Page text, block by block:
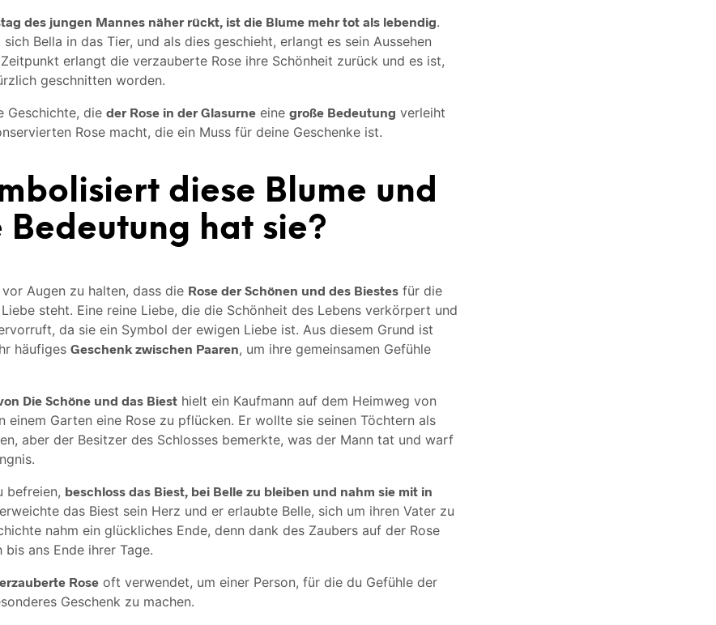
des jungen Mannes näher rückt, ist die Blume mehr tot als lebendig.
Bella in das Tier, und als dies geschieht, erlangt es sein Aussehen
erlangt die verzauberte Rose ihre Schönheit zurück und es ist,
geschnitten worden.
Geschichte, die der Rose in der Glasurne eine große Bedeutung verleiht
Rose macht, die ein Muss für deine Geschenke ist.
diese Blume und
Bedeutung hat sie?
Augen zu halten, dass die Rose der Schönen und des Biestes für die
steht. Eine reine Liebe, die die Schönheit des Lebens verkörpert und
da sie ein Symbol der ewigen Liebe ist. Aus diesem Grund ist
häufiges Geschenk zwischen Paaren, um ihre gemeinsamen Gefühle
Die Schöne und das Biest hielt ein Kaufmann auf dem Heimweg von
einem Garten eine Rose zu pflücken. Er wollte sie seinen Töchtern als
aber der Besitzer des Schlosses bemerkte, was der Mann tat und warf
befreien, beschloss das Biest, bei Belle zu bleiben und nahm sie mit in
das Biest sein Herz und er erlaubte Belle, sich um ihren Vater zu
nahm ein glückliches Ende, denn dank des Zaubers auf der Rose
ans Ende ihrer Tage.
Rose oft verwendet, um einer Person, für die du Gefühle der
Geschenk zu machen.